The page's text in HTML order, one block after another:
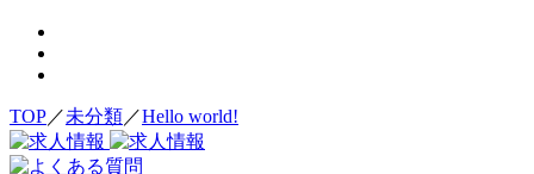
TOP／未分類／Hello world!